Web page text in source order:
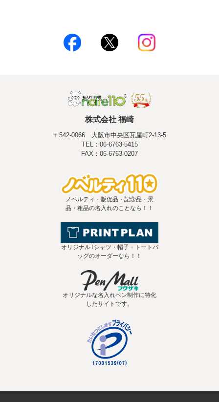
株式会社 福崎
〒542-0066 大阪市中央区瓦屋町2-13-5
TEL：06-6763-5415
FAX：06-6763-0207
ノベルティ・販促品・記念品・景
品・粗品の名入れのことなら！！
オリジナルTシャツ・帽子・トートバ
ッグのオーダーなら！！
オリジナルな名入れペン制作に特化
したサイトです。